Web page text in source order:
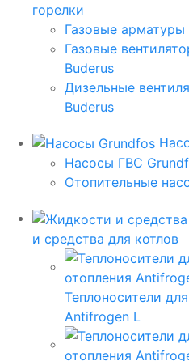
горелки
Газовые арматуры
Газовые
Buderus
Дизельные
Buderus
Насосы ГВС
Отопительные
и средства для котлов
Теплоносители
Antifrogen L